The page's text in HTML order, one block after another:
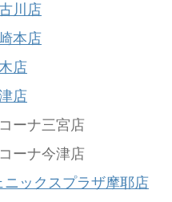
川店
本店
店
店
ーナ三宮店
ーナ今津店
ニックスプラザ摩耶店